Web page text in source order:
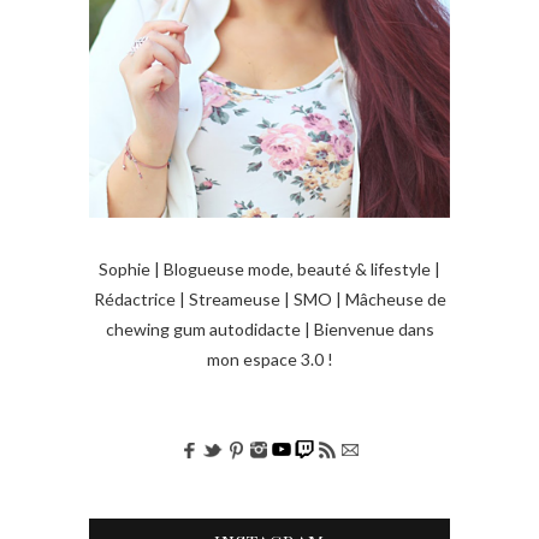
e
s
c
l
Sophie | Blogueuse mode, beauté & lifestyle |
Rédactrice | Streameuse | SMO | Mâcheuse de
chewing gum autodidacte | Bienvenue dans
mon espace 3.0 !